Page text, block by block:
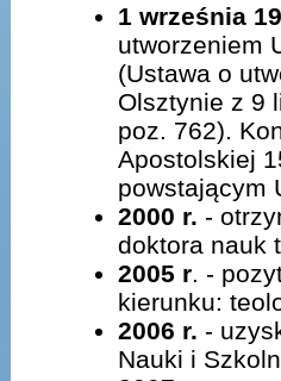
1 września
utworzeniem
(Ustawa o
Olsztynie z 9
poz. 762).
Apostolskiej
powstającym
2000 r. -
doktora nauk
2005 r. -
kierunku:
2006 r. -
Nauki i